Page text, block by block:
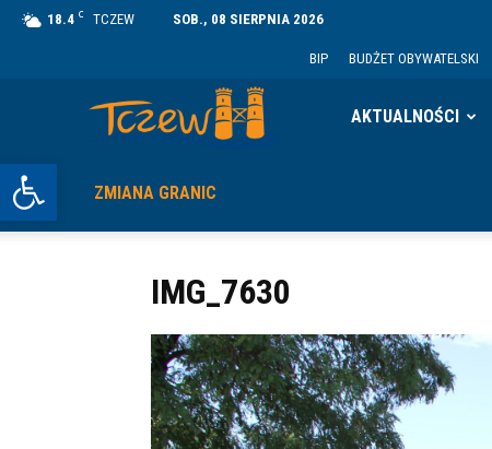
Otwórz pasek narzędzi
18.4 C TCZEW SOB., 08 SIERPNIA 2026
BIP BUDŻET OBYWATELSKI
AKTUALNOŚCI
ZMIANA GRANIC
IMG_7630